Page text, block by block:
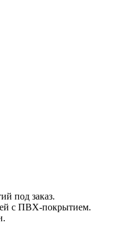
под заказ.
с ПВХ-покрытием.